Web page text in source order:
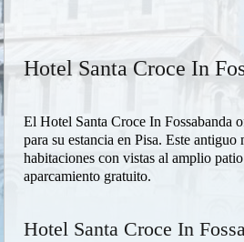
Hotel Santa Croce In
El Hotel Santa Croce In Fossabanda
para su estancia en Pisa. Este antiguo
habitaciones con vistas al amplio
aparcamiento gratuito.
Hotel Santa Croce In